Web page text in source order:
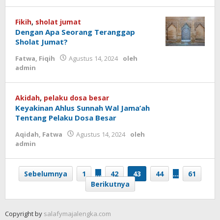
Fikih, sholat jumat
Dengan Apa Seorang Teranggap
Sholat Jumat?
Fatwa, Fiqih Agustus 14, 2024
oleh
admin
Akidah, pelaku dosa besar
Keyakinan Ahlus Sunnah Wal Jama’ah
Tentang Pelaku Dosa Besar
Aqidah, Fatwa Agustus 14, 2024
oleh
admin
Sebelumnya 1 … 42 43 44 …
61
Berikutnya
Copyright by salafymajalengka.com